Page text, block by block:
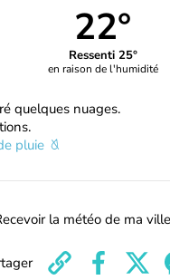
22°
Ressenti 25°
en raison de l'humidité
quelques nuages.
pluie
la météo de ma ville